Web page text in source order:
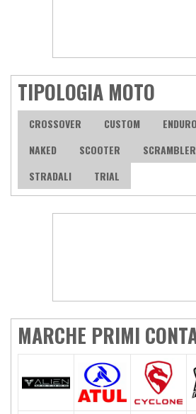
TIPOLOGIA MOTO
CROSSOVER CUSTOM ENDURO
NAKED
SCOOTER SCRAMBLER
STRADALI
TRIAL
MARCHE PRIMI